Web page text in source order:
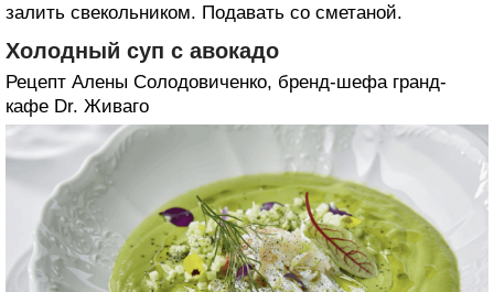
залить свекольником. Подавать со сметаной.
Холодный суп с авокадо
Рецепт Алены Солодовиченко, бренд-шефа гранд-
кафе Dr. Живаго